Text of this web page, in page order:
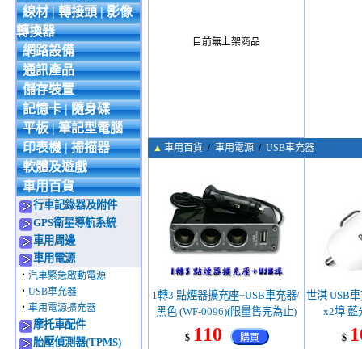
線材 | 轉接頭 | 影像
轉換器
網路設備
通訊產品
儲存裝置
記憶卡 | 隨身碟
平板 | 筆記型電腦
印表機 | 掃描器
軟體及遊戲
車用百貨
行車記錄器及附件
GPS衛星導航系統
車用周邊
車用電源
‧ 汽車緊急啟動電源
‧ USB車充器
‧ 車用電源擴充器
摩托車配件
胎壓偵測器(TPMS)
目前無上架商品
▲ 車用百貨 / 車用電源 / USB車充器
1轉3 點煙器擴充座+USB車充器/
黑色 (WF-0096)(限量售完為止)
$ 110 購買
世淇 USB
x2埠 藍
$